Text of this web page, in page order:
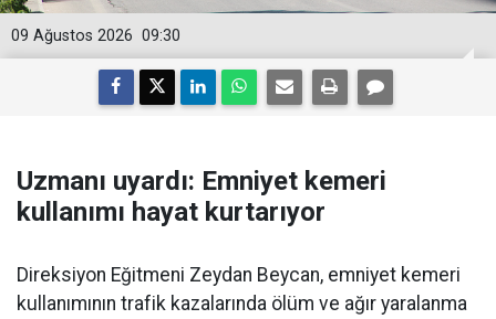
09:30
09 Ağustos 2026
Uzmanı uyardı: Emniyet kemeri
kullanımı hayat kurtarıyor
Direksiyon Eğitmeni Zeydan Beycan, emniyet kemeri
kullanımının trafik kazalarında ölüm ve ağır yaralanma